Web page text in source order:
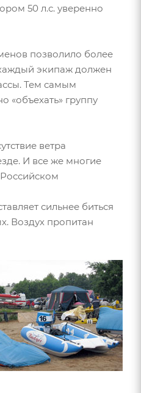
50 л.с. уверенно
позволило более
каждый экипаж должен
Тем самым
«объехать» группу
ветра
И все же многие
сильнее биться
Воздух пропитан